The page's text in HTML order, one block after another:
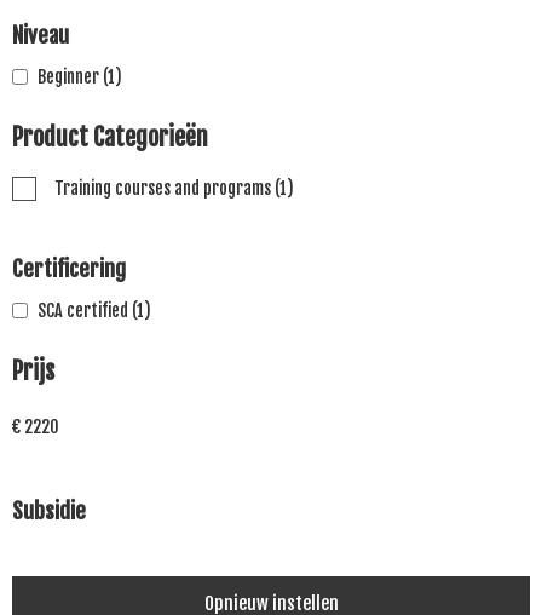
Niveau
Beginner (1)
Product Categorieën
Training courses and programs (1)
Certificering
SCA certified (1)
Prijs
€ 2220
Subsidie
Opnieuw instellen